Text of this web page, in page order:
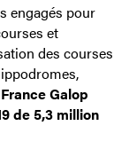
engagés pour
et
des courses
Galop
de 5,3 million